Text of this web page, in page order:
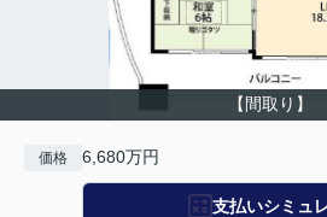
【間取り】
価格 6,680万円
支払いシミュ